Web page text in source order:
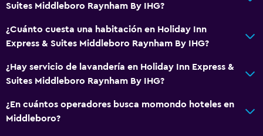
Lavandería
Servicios de lavandería/tintorería
Plancha y tabla de planchar
Habitación
Despertador
Sofá cama
Suites Middleboro Raynham By IHG?
¿Cuánto cuesta una habitación en Holiday Inn
Express & Suites Middleboro Raynham By IHG?
¿Hay servicio de lavandería en Holiday Inn Express &
Suites Middleboro Raynham By IHG?
¿En cuántos operadores busca momondo hoteles en
Middleboro?